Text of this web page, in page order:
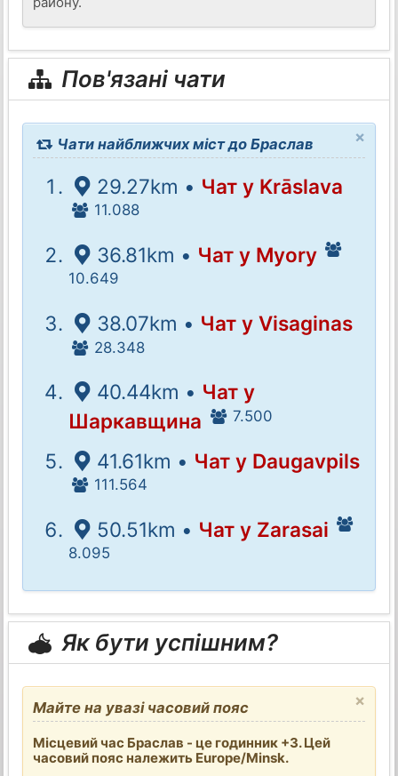
Пов'язані чати
×
Чати найближчих міст до Браслав
29.27km • Чат у Krāslava
11.088
36.81km • Чат у Myory
10.649
38.07km • Чат у Visaginas
28.348
40.44km • Чат у
Шаркавщина
7.500
41.61km • Чат у Daugavpils
111.564
50.51km • Чат у Zarasai
8.095
Як бути успішним?
×
Майте на увазі часовий пояс
Місцевий час Браслав - це годинник +3. Цей
часовий пояс належить Europe/Minsk.